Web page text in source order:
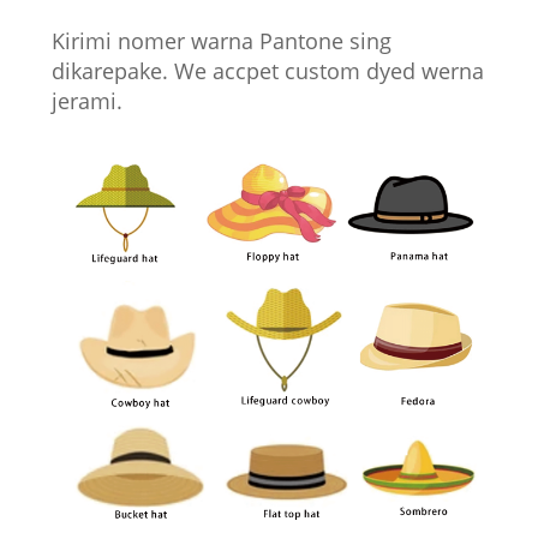
Kirimi nomer warna Pantone sing
dikarepake. We accpet custom dyed werna
jerami.